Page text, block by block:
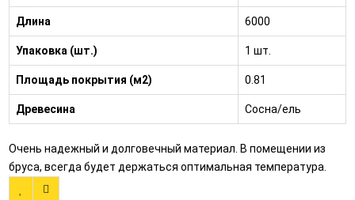
Длина 6000
Упаковка (шт.) 1 шт.
Площадь покрытия (м2) 0.81
Древесина Сосна/ель
Очень надежный и долговечный материал. В помещении из
бруса, всегда будет держаться оптимальная температура.